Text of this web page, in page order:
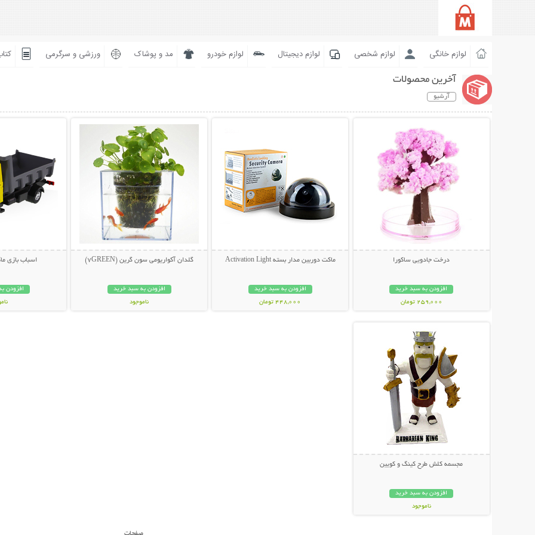
لوازم خانگی لوازم شخصی لوازم دیجیتال لوازم خودرو مد و پوشاک ورزشی و سرگرمی
آخرین محصولات
آرشیو
درخت جادویی ساکورا
افزودن به سبد خرید
259,000 تومان
ماکت دوربین مدار بسته Activation Light
افزودن به سبد خرید
448,000 تومان
گلدان آکواریومی سون گرین (7GREEN)
افزودن به سبد خرید
ناموجود
اسباب بازی
افزودن
مجسمه کلش طرح کینگ و کویین
افزودن به سبد خرید
ناموجود